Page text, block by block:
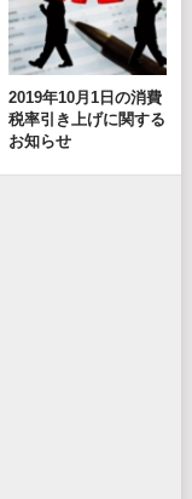
2019年10月1日の消費
税率引き上げに関する
お知らせ